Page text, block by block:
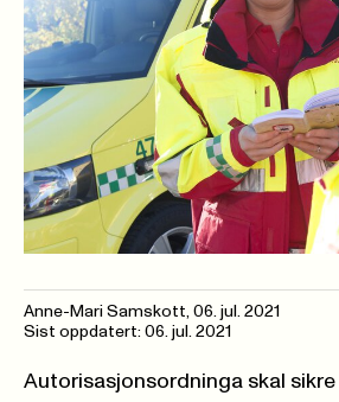
Anne-Mari Samskott, 06. jul. 2021
Sist oppdatert: 06. jul. 2021
Autorisasjonsordninga skal sikre